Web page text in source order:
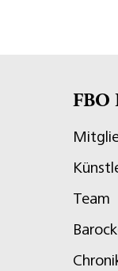
FBO
Team
Barock